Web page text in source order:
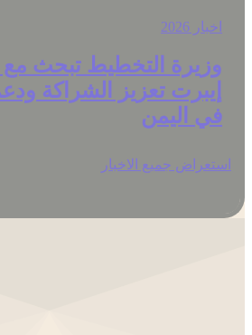
التخطيط تبحث مع
تعزيز الشراكة ودعم
اليمن
جميع الاخبار